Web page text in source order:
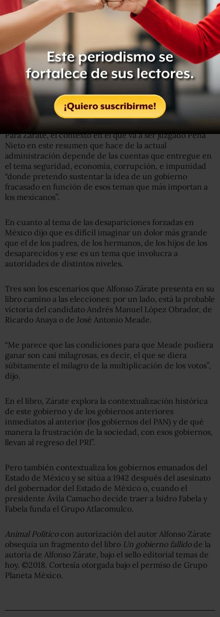
Iguala; la desaparición de los 43 estudiantes de
Ayotzinapa; fosas clandestinas; empresas fantasma de
Javier Duarte; el socavón en Morelos, y la visita del
presidente de EU, Donald Trump, entre otros.
En su libro, Alfonso Zárate rememora los episodios que
han marcado el sexenio de algunos presidentes priistas
como Miguel Alemán, Gustavo Díaz Ordaz y, algunas
tragedias como el asesinato de Luis Donaldo Colosio y
José Francisco Ruiz Massieu.
Para Zárate, el contexto en el que va a ser juzgado Peña
Nieto en este resumen que hace de la actual
administración depende de las cuentas que entregue en
el tema seguridad, economía, corrupción, e impunidad
“donde pretendo sustentar la idea de un gobierno
fracasado en función de esos temas que más importan a
los mexicanos”.
En cuanto al tema de las desapariciones forzadas en
México dijo que es difícil imaginar un dolor más grande
que el de los padres, de los hermanos, de los hijos de los
desaparecidos y ese es un tema que involucra a
autoridades de distintos niveles.
Tres son los escenarios que Alfonso Zárate presenta en su
libro camino a las elecciones: por un lado, está la probable
victoria del candidato Andrés Manuel López Obrador, de
Ricardo Anaya o de José Antonio Meade.
“Me parece que las condiciones para que Meade pudiera
ganar son casi milagrosas, es decir, el que se diera
súbitamente el milagro de la multiplicación de los votos”,
dijo.
En el libro, Zárate explora la contextualización histórica
de este gobierno y de los gobiernos anteriores
inmediatos al anterior (los gobiernos del PAN) y de qué
manera la frustración de la sociedad, con esos gobiernos,
llevan al regreso del PRI”.
Pero también contextualiza los gobiernos emanados del
Estado de México y se sitúa a 1942 después del asesinato
del gobernador del Estado de México o, cuando el
presidente Ávila Camacho decide traer a Isidro Fabela y
Fabela funda el Grupo Atlacomulco.
Animal Políticocon autorización del autor Alfonso Zárate
obsequia un fragmento del libro Un gobierno fallidode la
autoría de Alfonso Zárate, bajo el sello editorial temas de
hoy. ©2018. Cortesía otorgada bajo el permiso de Grupo
Planeta México.